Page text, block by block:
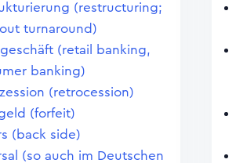
(restructuring;
turnaround)
(retail banking,
banking)
(retrocession)
(forfeit)
(back side)
(so auch im Deutschen